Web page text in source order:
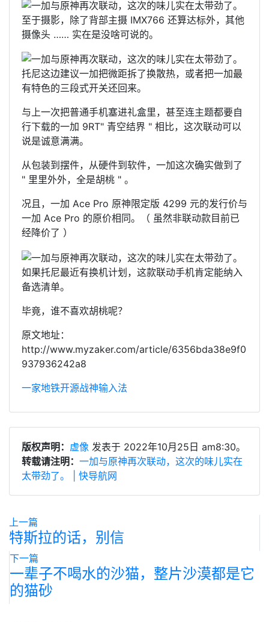
至于摄影，除了背部主摄 IMX766 还算达标外，其他
摄像头 …… 实在是没啥可说的。
托尼这边建议一加把微距拆了换散热，或者把一加最
有特色的三段式开关还回来。
与上一次把普通手机塞进礼盒里，甚至连主题都要自
行下载的一加 9RT" 青空结界 " 相比，这次联动可以
说是诚意满满。
从包装到摆件，从硬件到软件，一加这次确实做到了
" 里里外外，全是胡桃 " 。
况且，一加 Ace Pro 原神限定版 4299 元的发行价与
一加 Ace Pro 的原价相同。（ 虽然非联动款目前已
经降价了 ）
如果托尼最近有换机计划，这款联动手机肯定能纳入
备选清单。
毕竟，谁不喜欢胡桃呢？
原文地址：
http://www.myzaker.com/article/6356bda38e9f0
937936242a8
一家地铁开源战神输入法
版权声明： 虚像 发表于 2022年10月25日 am8:30。
转载请注明： 一加与原神再次联动，这次的味儿实在
太带劲了。 | 快导航网
上一篇
特斯拉的话，别信
下一篇
一辈子不喝水的沙猫，整片沙漠都是它
的猫砂